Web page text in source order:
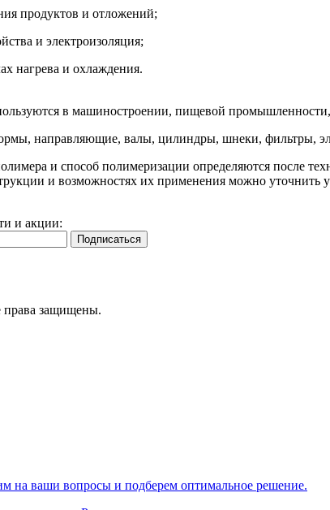
продуктов и отложений;
и электроизоляция;
нагрева и охлаждения.
в машиностроении, пищевой
направляющие, валы, цилиндры, шнеки, фильтры,
и способ полимеризации определяются после
и возможностях их применения можно
и акции:
защищены.
на ваши вопросы и подберем оптимальное решение.